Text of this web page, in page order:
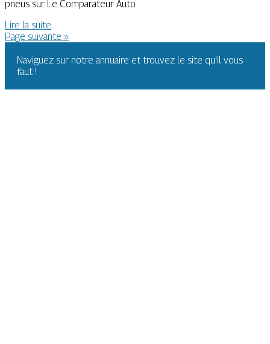
pneus sur Le Comparateur Auto
Lire la suite
Page suivante »
Naviguez sur notre annuaire et trouvez le site qu'il vous
faut !